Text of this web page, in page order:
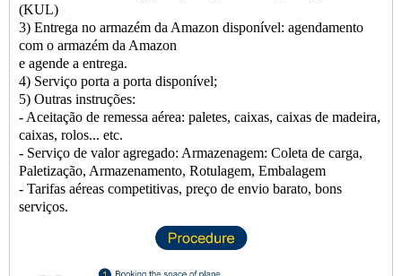
(KUL)
3) Entrega no armazém da Amazon disponível: agendamento
com o armazém da Amazon
e agende a entrega.
4) Serviço porta a porta disponível;
5) Outras instruções:
- Aceitação de remessa aérea: paletes, caixas, caixas de madeira,
caixas, rolos... etc.
- Serviço de valor agregado: Armazenagem: Coleta de carga,
Paletização, Armazenamento, Rotulagem, Embalagem
- Tarifas aéreas competitivas, preço de envio barato, bons
serviços.